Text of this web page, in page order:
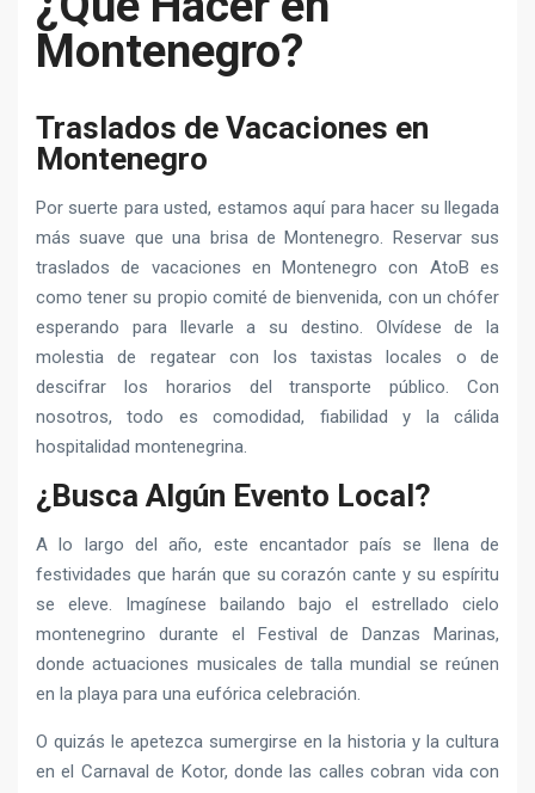
Montenegro?
Traslados de Vacaciones en
Montenegro
Por suerte para usted, estamos aquí para hacer su llegada
más suave que una brisa de Montenegro. Reservar sus
traslados de vacaciones en Montenegro con AtoB es
como tener su propio comité de bienvenida, con un chófer
esperando para llevarle a su destino. Olvídese de la
molestia de regatear con los taxistas locales o de
descifrar los horarios del transporte público. Con
nosotros, todo es comodidad, fiabilidad y la cálida
hospitalidad montenegrina.
¿Busca Algún Evento Local?
A lo largo del año, este encantador país se llena de
festividades que harán que su corazón cante y su espíritu
se eleve. Imagínese bailando bajo el estrellado cielo
montenegrino durante el Festival de Danzas Marinas,
donde actuaciones musicales de talla mundial se reúnen
en la playa para una eufórica celebración.
O quizás le apetezca sumergirse en la historia y la cultura
en el Carnaval de Kotor, donde las calles cobran vida con